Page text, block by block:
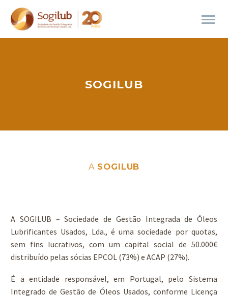
SOGILUB
A SOGILUB
A SOGILUB – Sociedade de Gestão Integrada de Óleos
Lubrificantes Usados, Lda., é uma sociedade por quotas,
sem fins lucrativos, com um capital social de 50.000€
distribuído pelas sócias EPCOL (73%) e ACAP (27%).
É a entidade responsável, em Portugal, pelo Sistema
Integrado de Gestão de Óleos Usados, conforme Licença